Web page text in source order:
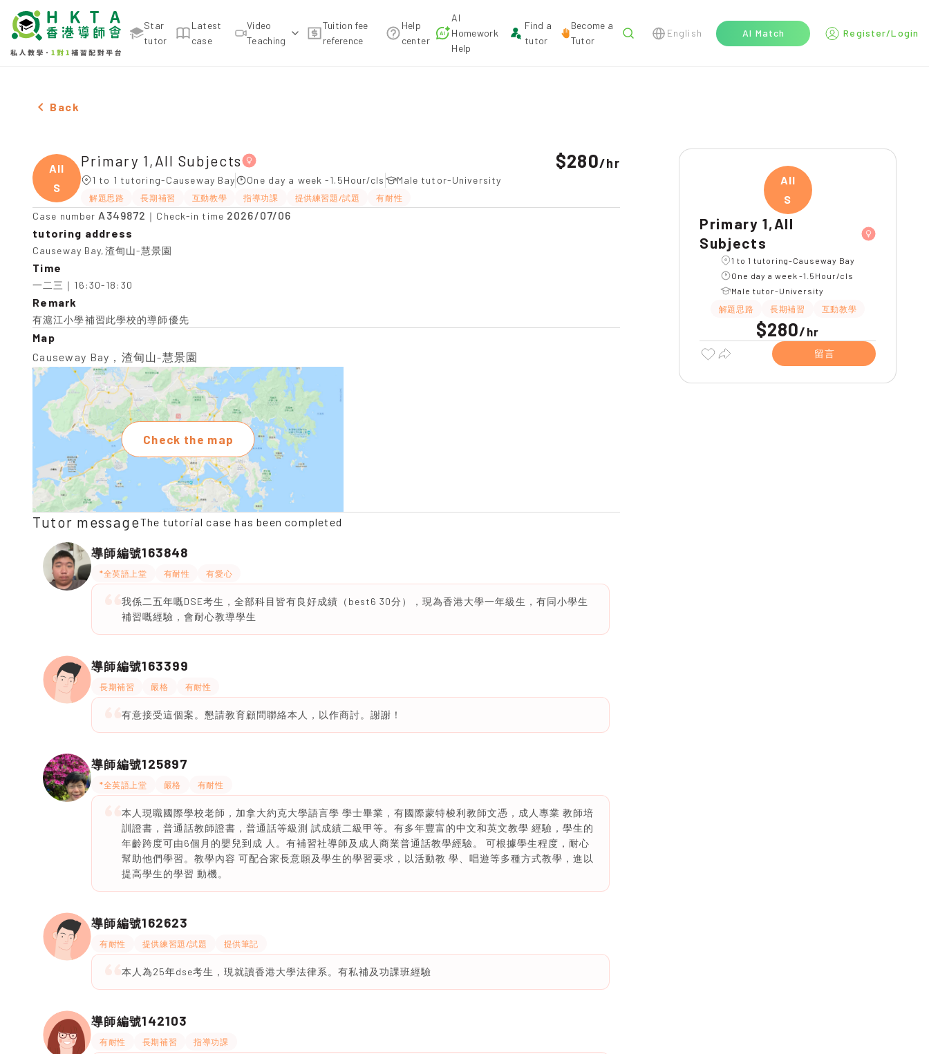
Star
tutor
Latest
case
Video
Teaching
Tuition fee
reference
Help
center
AI
Homework
Help
Find a
tutor
Become a
Tutor
English AI Match Register/Login
Female Primary 1,All Subjects，Causeway Bay Tuition recommendation
Back
All
S
Primary 1,All Subjects
1 to 1 tutoring-Causeway Bay One day a week -1.5Hour/cls Male tutor-University
解題思路 長期補習 互動教學 指導功課 提供練習題/試題 有耐性
$280/hr
Case number A349872 ｜Check-in time 2026/07/06
tutoring address
Causeway Bay,渣甸山-慧景園
Time
一二三｜16:30-18:30
Remark
有滬江小學補習此學校的導師優先
Map
Causeway Bay，渣甸山-慧景園
Check the map
Tutor messageThe tutorial case has been completed
導師編號163848
*全英語上堂 有耐性 有愛心
我係二五年嘅DSE考生，全部科目皆有良好成績（best6 30分），現為香港大學一年級生，有同小學生
補習嘅經驗，會耐心教導學生
導師編號163399
長期補習 嚴格 有耐性
有意接受這個案。懇請教育顧問聯絡本人，以作商討。謝謝！
導師編號125897
*全英語上堂 嚴格 有耐性
本人現職國際學校老師，加拿大約克大學語言學 學士畢業，有國際蒙特梭利教師文憑，成人專業 教師培
訓證書，普通話教師證書，普通話等級測 試成績二級甲等。有多年豐富的中文和英文教學 經驗，學生的
年齡跨度可由6個月的嬰兒到成 人。有補習社導師及成人商業普通話教學經驗。 可根據學生程度，耐心
幫助他們學習。教學內容 可配合家長意願及學生的學習要求，以活動教 學、唱遊等多種方式教學，進以
提高學生的學習 動機。
導師編號162623
有耐性 提供練習題/試題 提供筆記
本人為25年dse考生，現就讀香港大學法律系。有私補及功課班經驗
導師編號142103
有耐性 長期補習 指導功課
All
S
Primary 1,All
Subjects
1 to 1 tutoring-Causeway Bay
One day a week -1.5Hour/cls
Male tutor-University
解題思路
長期補習 互動教學
$280/ hr
留言